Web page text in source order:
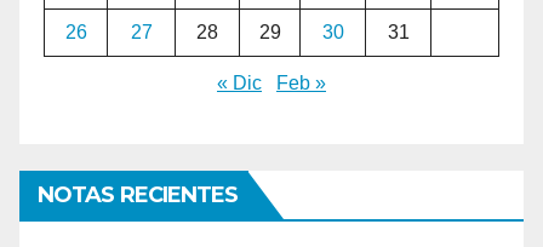
26 27 28 29 30 31
« Dic Feb »
NOTAS RECIENTES